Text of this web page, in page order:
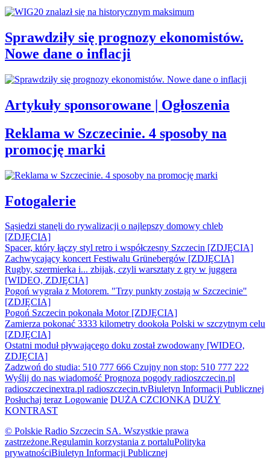
Sprawdziły się prognozy ekonomistów.
Nowe dane o inflacji
Artykuły sponsorowane | Ogłoszenia
Reklama w Szczecinie. 4 sposoby na
promocję marki
Fotogalerie
Sąsiedzi stanęli do rywalizacji o najlepszy domowy chleb
[ZDJĘCIA]
Spacer, który łączy styl retro i współczesny Szczecin [ZDJĘCIA]
Zachwycający koncert Festiwalu Grünebergów [ZDJĘCIA]
Rugby, szermierka i... zbijak, czyli warsztaty z gry w juggera
[WIDEO, ZDJĘCIA]
Pogoń wygrała z Motorem. "Trzy punkty zostają w Szczecinie"
[ZDJĘCIA]
Pogoń Szczecin pokonała Motor [ZDJĘCIA]
Zamierza pokonać 3333 kilometry dookoła Polski w szczytnym celu
[ZDJĘCIA]
Ostatni moduł pływającego doku został zwodowany [WIDEO,
ZDJĘCIA]
Zadzwoń do studia: 510 777 666 Czujny non stop: 510 777 222
Wyślij do nas wiadomość Prognoza pogody radioszczecin.pl
radioszczecinextra.pl radioszczecin.tvBiuletyn Informacji Publicznej
Posłuchaj teraz Logowanie DUŻA CZCIONKA DUŻY
KONTRAST
© Polskie Radio Szczecin SA. Wszystkie prawa
zastrzeżone.Regulamin korzystania z portaluPolityka
prywatnościBiuletyn Informacji Publicznej